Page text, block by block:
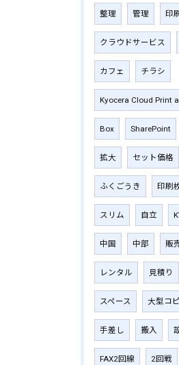
整理 管理 印
クラウドサービス
カフェ チラシ
Kyocera Cloud Print
Box SharePoint
拡大 セット価格
ふくごうき 印刷
スリム 自立
中国 中部 販
レンタル 見積り
スペース 大型コ
手差し 搬入
FAX2回線 2回戦